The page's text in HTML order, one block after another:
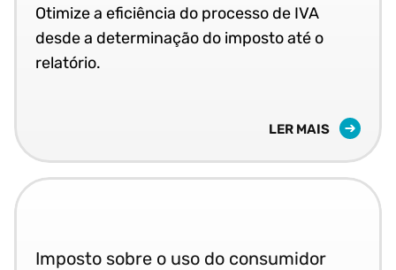
Otimize a eficiência do processo de IVA
desde a determinação do imposto até o
relatório.
LER MAIS
Imposto sobre o uso do consumidor